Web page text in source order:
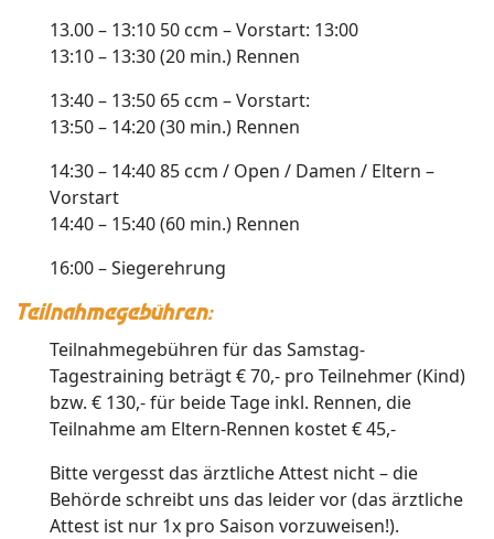
13.00 – 13:10 50 ccm – Vorstart: 13:00
13:10 – 13:30 (20 min.) Rennen
13:40 – 13:50 65 ccm – Vorstart:
13:50 – 14:20 (30 min.) Rennen
14:30 – 14:40 85 ccm / Open / Damen / Eltern –
Vorstart
14:40 – 15:40 (60 min.) Rennen
16:00 – Siegerehrung
Teilnahmegebühren:
Teilnahmegebühren für das Samstag-
Tagestraining beträgt € 70,- pro Teilnehmer (Kind)
bzw. € 130,- für beide Tage inkl. Rennen, die
Teilnahme am Eltern-Rennen kostet € 45,-
Bitte vergesst das ärztliche Attest nicht – die
Behörde schreibt uns das leider vor (das ärztliche
Attest ist nur 1x pro Saison vorzuweisen!).